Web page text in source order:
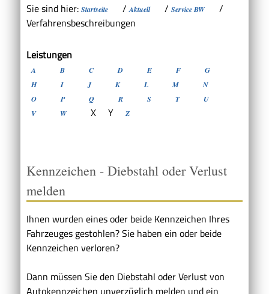
Sie sind hier: Startseite /Aktuell / Service BW
/
Verfahrensbeschreibungen
Leistungen
A B C D E F
G
H
I J K L M
N
O
P Q R S T
U
V
W X Y Z
Kennzeichen - Diebstahl oder Verlust
melden
Ihnen wurden eines oder beide Kennzeichen Ihres
Fahrzeuges gestohlen? Sie haben ein oder beide
Kennzeichen verloren?
Dann müssen Sie den Diebstahl oder Verlust von
Autokennzeichen unverzüglich melden und ein